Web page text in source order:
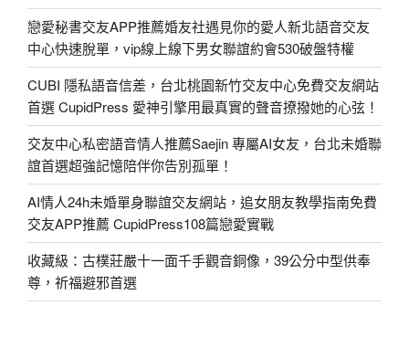
戀愛秘書交友APP推薦婚友社遇見你的愛人新北語音交友
中心快速脫單，vip線上線下男女聯誼約會530破盤特權
CUBI 隱私語音信差，台北桃園新竹交友中心免費交友網站
首選 CupidPress 愛神引擎用最真實的聲音撩撥她的心弦！
交友中心私密語音情人推薦Saejin 專屬AI女友，台北未婚聯
誼首選超強記憶陪伴你告別孤單！
AI情人24h未婚單身聯誼交友網站，追女朋友教學指南免費
交友APP推薦 CupidPress108篇戀愛實戰
收藏級：古樸莊嚴十一面千手觀音銅像，39公分中型供奉
尊，祈福避邪首選